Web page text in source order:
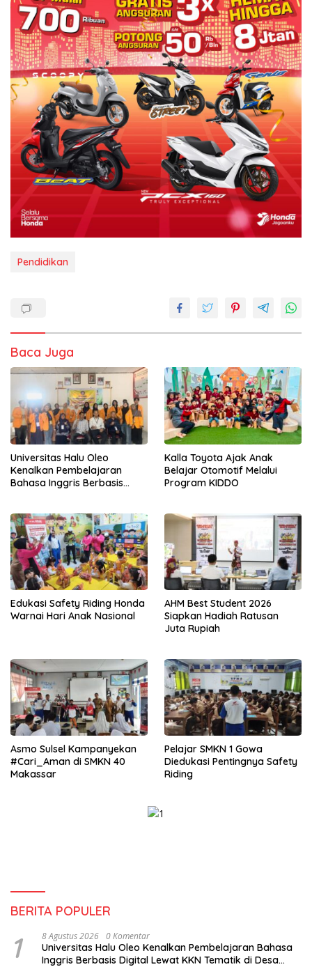
Pendidikan
Baca Juga
Universitas Halu Oleo
Kenalkan Pembelajaran
Bahasa Inggris Berbasis
Kalla Toyota Ajak Anak
Belajar Otomotif Melalui
Program KIDDO
Edukasi Safety Riding Honda
Warnai Hari Anak Nasional
AHM Best Student 2026
Siapkan Hadiah Ratusan
Juta Rupiah
Asmo Sulsel Kampanyekan
#Cari_Aman di SMKN 40
Makassar
Pelajar SMKN 1 Gowa
Diedukasi Pentingnya Safety
Riding
BERITA POPULER
1 8 Agustus 2026 0 Komentar
Universitas Halu Oleo Kenalkan Pembelajaran Bahasa
Inggris Berbasis Digital Lewat KKN Tematik di Desa